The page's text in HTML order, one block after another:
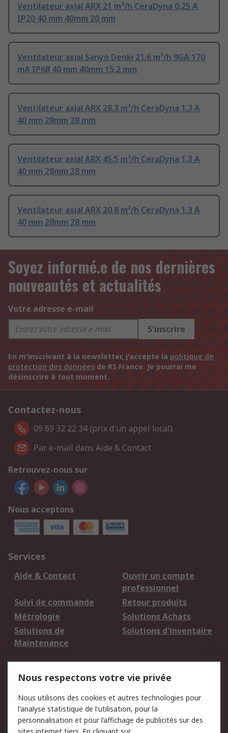
Ventilateur axial ARX 21 m³/h CeraDyna 0.25 A
IP20 40 mm 40mm 20 mm
Ventilateur axial Sanyo Denki 21.6 m³/h 9GA 170
mA IP68 40 mm 40mm 15.2 mm
Ventilateur axial ARX 28.3 m³/h CeraDyna 1.3 A
40 mm 28mm 28 mm
Ventilateur axial ARX 45.5 m³/h CeraDyna 1.3 A
40 mm 28mm 28 mm
Ventilateur axial ARX 20.8 m³/h CeraDyna 1.3 A
40 mm 28mm 28 mm
Soyez informé.e de nos dernières
nouveautés et actualités
Votre adresse e-mail
S'inscrire
En m'inscrivant à la newsletter, j'accepte la politique de
protection des données de RS France. Je pourrai me
désinscrire à tout moment.
Contactez-nous
09 69 32 22 34 (prix d'un appel local).
Par e-mail dans Aide & Contact
Retrouvez-nous sur
Nous acceptons
Services
Aide & Contact
Ouvrir un compte
professionnel
Suivi de commande
Retour produits
Métrologie
Solutions Achats
Solutions de
Maintenance
Solutions d'inventaire
du site
Politique de protection
des données - Mise à
Sécurité des E-mails
Nous respectons votre vie privée
Nous utilisons des cookies et autres technologies pour
l'analyse statistique de l'utilisation, pour la
personnalisation et pour l’affichage de publicités sur des